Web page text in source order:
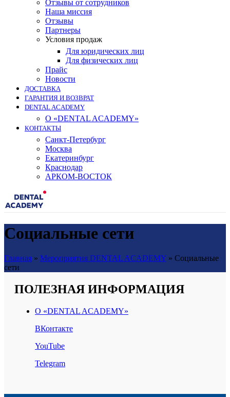
Отзывы от сотрудников
Наша миссия
Отзывы
Партнеры
Условия продаж
Для юридических лиц
Для физических лиц
Прайс
Новости
ДОСТАВКА
ГАРАНТИЯ И ВОЗВРАТ
DENTAL ACADEMY
О «DENTAL ACADEMY»
КОНТАКТЫ
Санкт-Петербург
Москва
Екатеринбург
Краснодар
АРКОМ-ВОСТОК
Социальные сети
Главная » Мероприятия DENTAL ACADEMY » Социальные
сети
ПОЛЕЗНАЯ ИНФОРМАЦИЯ
О «DENTAL ACADEMY»
ВКонтакте
YouTube
Telegram